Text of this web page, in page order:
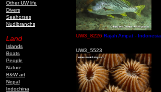
Other UW life
Divers
Seahorses
Nudibranchs
Land
Islands
Boats
People
Nature
B&W art
Nepal
Indochina
UW3_8226 Rajah Ampat - Indonesia
UW3_5523